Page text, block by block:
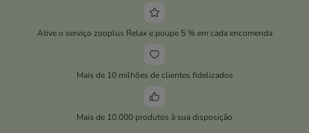
Ative o serviço zooplus Relax e poupe 5 % em cada encomenda
Mais de 10 milhões de clientes fidelizados
Mais de 10.000 produtos à sua disposição